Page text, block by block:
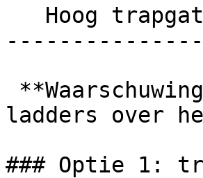
ladders over
### Optie 1: